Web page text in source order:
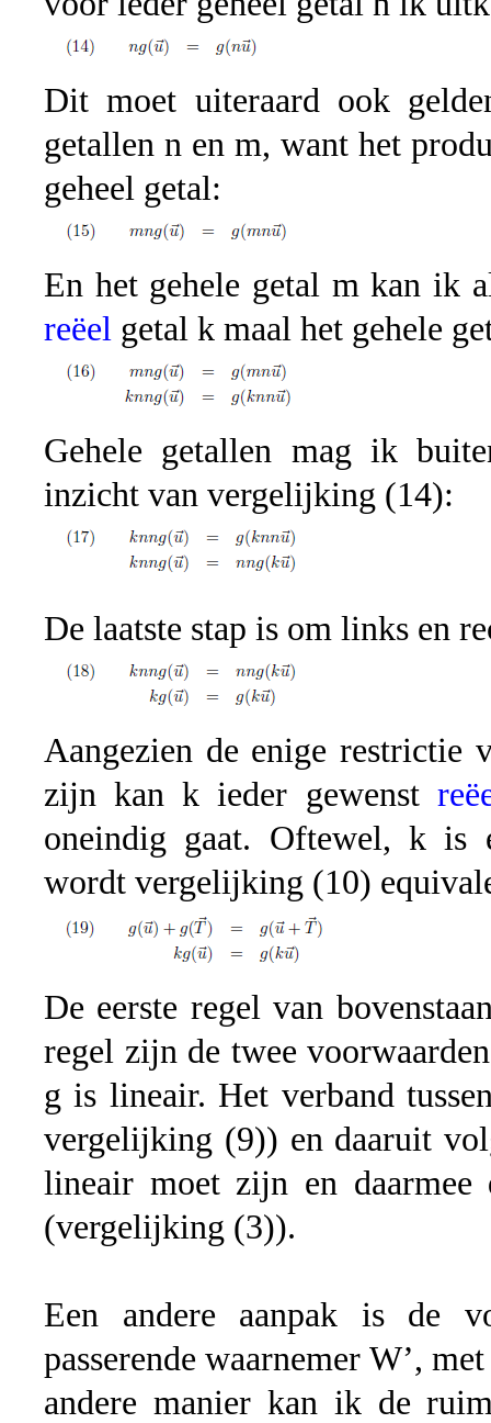
Dit moet uiteraard ook
getallen n en m, want het
geheel getal:
En het gehele getal m kan ik
reëel getal k maal het gehele
Gehele getallen mag ik
inzicht van vergelijking (14):
De laatste stap is om links en
Aangezien de enige restrictie
zijn kan k ieder gewenst
oneindig gaat. Oftewel, k
wordt vergelijking (10)
De eerste regel van
regel zijn de twee
g is lineair. Het verband
vergelijking (9)) en daaruit
lineair moet zijn en
(vergelijking (3)).
Een andere aanpak is de
passerende waarnemer W’,
andere manier kan ik de